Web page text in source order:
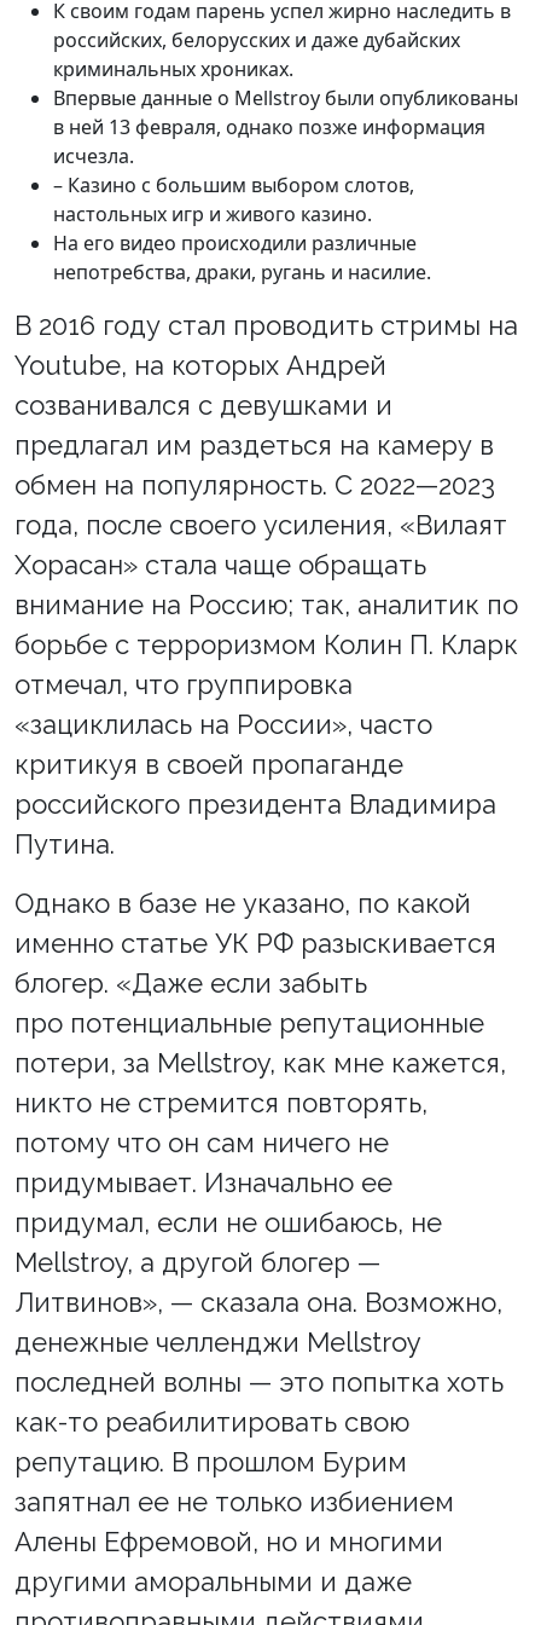
К своим годам парень успел жирно наследить в
российских, белорусских и даже дубайских
криминальных хрониках.
Впервые данные о Mellstroy были опубликованы
в ней 13 февраля, однако позже информация
исчезла.
– Казино с большим выбором слотов,
настольных игр и живого казино.
На его видео происходили различные
непотребства, драки, ругань и насилие.
В 2016 году стал проводить стримы на
Youtube, на которых Андрей
созванивался с девушками и
предлагал им раздеться на камеру в
обмен на популярность. С 2022—2023
года, после своего усиления, «Вилаят
Хорасан» стала чаще обращать
внимание на Россию; так, аналитик по
борьбе с терроризмом Колин П. Кларк
отмечал, что группировка
«зациклилась на России», часто
критикуя в своей пропаганде
российского президента Владимира
Путина.
Однако в базе не указано, по какой
именно статье УК РФ разыскивается
блогер. «Даже если забыть
про потенциальные репутационные
потери, за Mellstroy, как мне кажется,
никто не стремится повторять,
потому что он сам ничего не
придумывает. Изначально ее
придумал, если не ошибаюсь, не
Mellstroy, а другой блогер —
Литвинов», — сказала она. Возможно,
денежные челленджи Mellstroy
последней волны — это попытка хоть
как-то реабилитировать свою
репутацию. В прошлом Бурим
запятнал ее не только избиением
Алены Ефремовой, но и многими
другими аморальными и даже